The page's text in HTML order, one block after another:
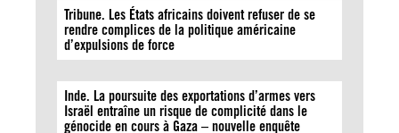
Tribune. Les États africains doivent refuser de se
rendre complices de la politique américaine
d’expulsions de force
Inde. La poursuite des exportations d’armes vers
Israël entraîne un risque de complicité dans le
génocide en cours à Gaza – nouvelle enquête